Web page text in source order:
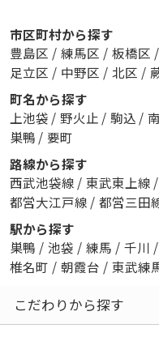
市区町村から探す
豊島区 / 練馬区 / 板橋区 /
足立区 / 中野区 / 北区 /
町名から探す
上池袋 / 野火止 / 駒込 /
巣鴨 / 要町
路線から探す
西武池袋線 / 東武東上線 /
都営大江戸線 / 都営三田
駅から探す
巣鴨 / 池袋 / 練馬 / 千川 /
椎名町 / 朝霞台 / 東武練
こだわりから探す